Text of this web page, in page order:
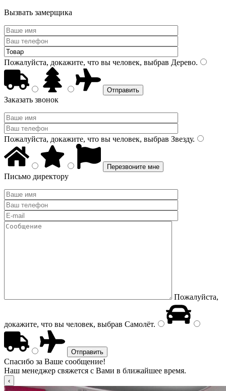
Вызвать замерщика
Пожалуйста, докажите, что вы человек, выбрав Дерево.
Заказать звонок
Пожалуйста, докажите, что вы человек, выбрав Звезду.
Письмо директору
Пожалуйста,
докажите, что вы человек, выбрав Самолёт.
Спасибо за Ваше сообщение!
Наш менеджер свяжется с Вами в ближайшее время.